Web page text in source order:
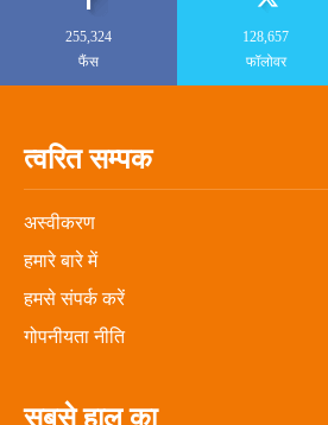
255,324
फैंस
128,657
फॉलोवर
त्वरित सम्पक
अस्वीकरण
हमारे बारे में
हमसे संपर्क करें
गोपनीयता नीति
सबसे हाल का